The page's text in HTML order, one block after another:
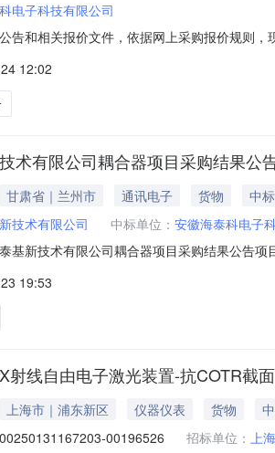
电子科技有限公司
告和相关报价文件，依据网上采购报价规则
限公司供货周期最短】感谢各供应商对本采
12:02
术有限公司耦合器项目采购结果公
甘肃省｜兰州市 通讯电子 货物
中
技术有限公司 中标单位： 安徽海泰科电子
基新技术有限公司耦合器项目采购结果公告
19:53
射线自由电子激光装置-抗COTR截
上海市｜浦东新区 仪器仪表 货物
00196526 招标单位： 上